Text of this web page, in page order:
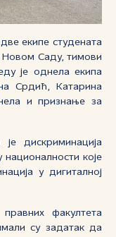
екипе студената
Новом Саду, тимови
је однела екипа
Срдић, Катарина
и признање за
дискриминација
које
у дигиталној
факултета
су задатак да